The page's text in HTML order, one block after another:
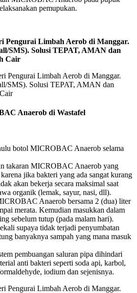
pemupukan.
Pengurai Limbah Aerob di Manggar.
SMS). Solusi TEPAT, AMAN dan
Cair
Anaerob di Wastafel
botol MICROBAC Anaerob selama
takaran MICROBAC Anaerob yang
jika bakteri yang ada sangat kurang
akan bekerja secara maksimal saat
organik (lemak, sayur, nasi, dll).
Anaerob bersama 2 (dua) liter
merata. Kemudian masukkan dalam
sebelum tutup (pada malam hari).
supaya tidak terjadi penyumbatan
banyaknya sampah yang mana masuk
pembuangan saluran pipa dihindari
anti bakteri seperti soda api, karbol,
iodium dan sejenisnya.